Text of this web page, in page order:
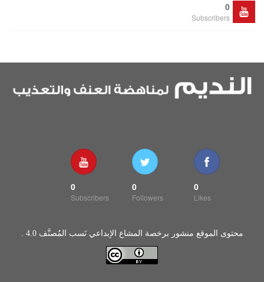
0
Subscribers
0
Likes
0
Followers
0
Subscribers
محتوى الموقع منشور برخصة المشاع الإبداعي نَسب المُصنَّف 4.0 .